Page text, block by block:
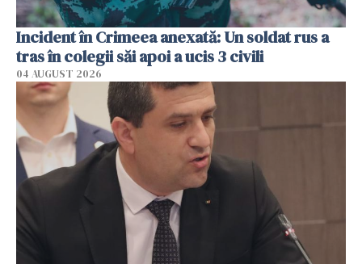
Incident în Crimeea anexată: Un soldat rus a
tras în colegii săi apoi a ucis 3 civili
04 AUGUST 2026